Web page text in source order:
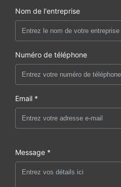
Nom de l'entreprise
Numéro de téléphone
Email *
Message *